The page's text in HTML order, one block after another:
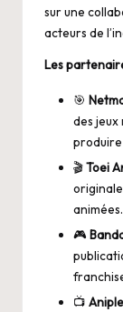
sur une
acteurs de
Les
🎯
des jeux
produire
🎬Toei
animées.
🎮
📺